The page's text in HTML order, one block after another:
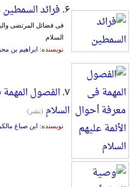
۶. فرائد السمطین
فی فضائل المرتضی
السلام
نویسنده: ابراهیم بن
۷. الفصول
السلام (نشر)
نویسنده: ابن صباغ